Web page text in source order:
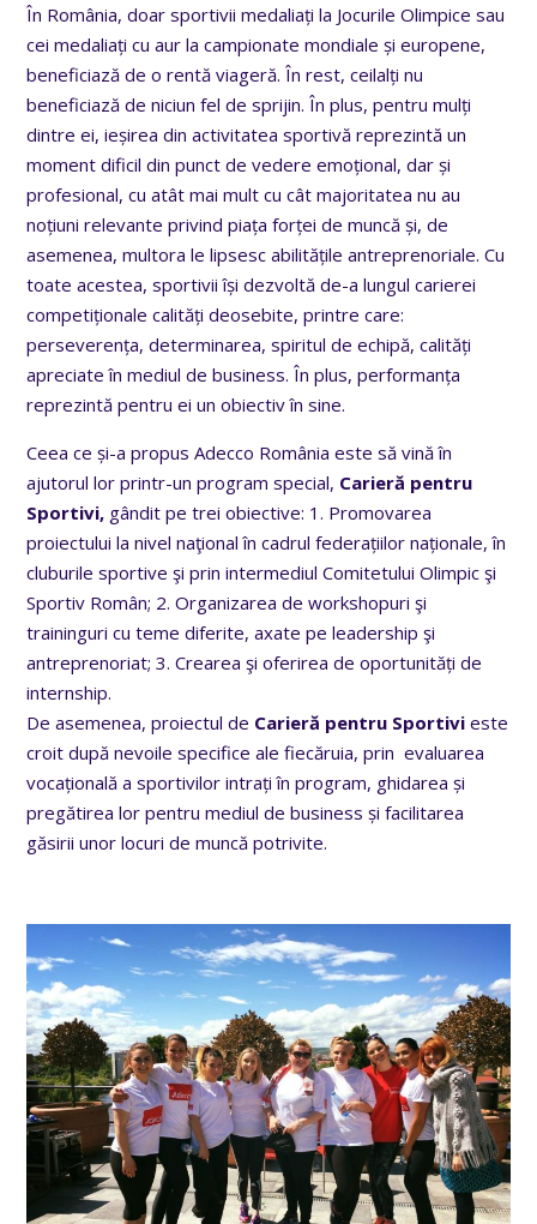
În România, doar sportivii medaliați la Jocurile Olimpice sau
cei medaliați cu aur la campionate mondiale și europene,
beneficiază de o rentă viageră. În rest, ceilalți nu
beneficiază de niciun fel de sprijin. În plus, pentru mulți
dintre ei, ieșirea din activitatea sportivă reprezintă un
moment dificil din punct de vedere emoțional, dar și
profesional, cu atât mai mult cu cât majoritatea nu au
noțiuni relevante privind piața forței de muncă și, de
asemenea, multora le lipsesc abilitățile antreprenoriale. Cu
toate acestea, sportivii își dezvoltă de-a lungul carierei
competiționale calități deosebite, printre care:
perseverența, determinarea, spiritul de echipă, calități
apreciate în mediul de business. În plus, performanța
reprezintă pentru ei un obiectiv în sine.
Ceea ce și-a propus Adecco România este să vină în
ajutorul lor printr-un program special, Carieră pentru
Sportivi, gândit pe trei obiective: 1. Promovarea
proiectului la nivel naţional în cadrul federațiilor naționale, în
cluburile sportive şi prin intermediul Comitetului Olimpic şi
Sportiv Român; 2. Organizarea de workshopuri şi
traininguri cu teme diferite, axate pe leadership şi
antreprenoriat; 3. Crearea şi oferirea de oportunități de
internship.
De asemenea, proiectul de Carieră pentru Sportivi este
croit după nevoile specifice ale fiecăruia, prin evaluarea
vocațională a sportivilor intrați în program, ghidarea și
pregătirea lor pentru mediul de business și facilitarea
găsirii unor locuri de muncă potrivite.